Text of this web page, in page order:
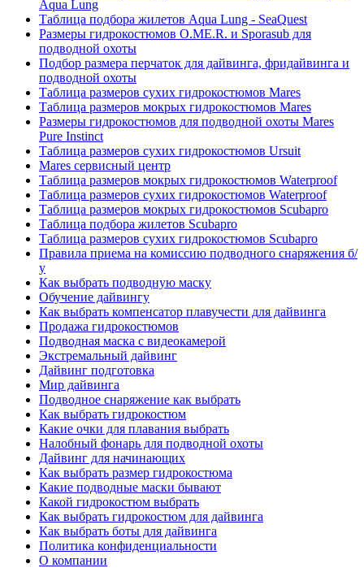
Aqua Lung
Таблица подбора жилетов Aqua Lung - SeaQuest
Размеры гидрокостюмов O.ME.R. и Sporasub для
подводной охоты
Подбор размера перчаток для дайвинга, фридайвинга и
подводной охоты
Таблица размеров сухих гидрокостюмов Mares
Таблица размеров мокрых гидрокостюмов Mares
Размеры гидрокостюмов для подводной охоты Mares
Pure Instinct
Таблица размеров сухих гидрокостюмов Ursuit
Mares сервисный центр
Таблица размеров мокрых гидрокостюмов Waterproof
Таблица размеров сухих гидрокостюмов Waterproof
Таблица размеров мокрых гидрокостюмов Scubapro
Таблица подбора жилетов Scubapro
Таблица размеров сухих гидрокостюмов Scubapro
Правила приема на комиссию подводного снаряжения б/
у
Как выбрать подводную маску
Обучение дайвингу
Как выбрать компенсатор плавучести для дайвинга
Продажа гидрокостюмов
Подводная маска с видеокамерой
Экстремальный дайвинг
Дайвинг подготовка
Мир дайвинга
Подводное снаряжение как выбрать
Как выбрать гидрокостюм
Какие очки для плавания выбрать
Налобный фонарь для подводной охоты
Дайвинг для начинающих
Как выбрать размер гидрокостюма
Какие подводные маски бывают
Какой гидрокостюм выбрать
Как выбрать гидрокостюм для дайвинга
Как выбрать боты для дайвинга
Политика конфиденциальности
О компании